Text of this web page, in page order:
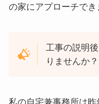
の家にアプローチでき
工事の説明
りませんか
私の自宅兼事務所は